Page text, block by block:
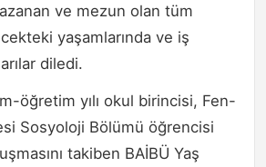
ve mezun olan tüm
yaşamlarında ve iş
diledi.
öğretim yılı okul birincisi, Fen-
Sosyoloji Bölümü öğrencisi
takiben BAİBÜ Yaş